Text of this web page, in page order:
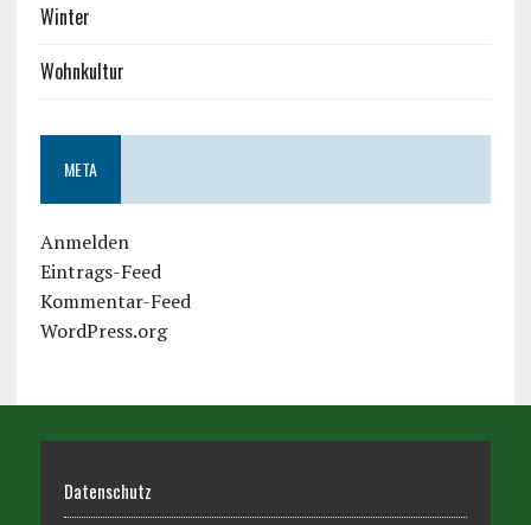
Winter
Wohnkultur
META
Anmelden
Eintrags-Feed
Kommentar-Feed
WordPress.org
Datenschutz